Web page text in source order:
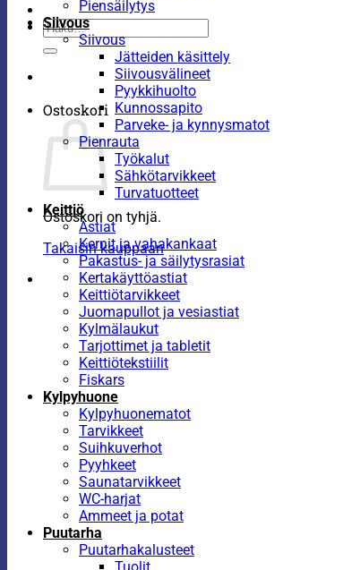
Etsi:
Ostoskori
Ostoskori on tyhjä.
Takaisin kauppaan
Piensäilytys
Siivous
Siivous
Jätteiden käsittely
Siivousvälineet
Pyykkihuolto
Kunnossapito
Parveke- ja kynnysmatot
Pienrauta
Työkalut
Sähkötarvikkeet
Turvatuotteet
Keittiö
Astiat
Kernit ja vahakankaat
Pakastus- ja säilytysrasiat
Kertakäyttöastiat
Keittiötarvikkeet
Juomapullot ja vesiastiat
Kylmälaukut
Tarjottimet ja tabletit
Keittiötekstiilit
Fiskars
Kylpyhuone
Kylpyhuonematot
Tarvikkeet
Suihkuverhot
Pyyhkeet
Saunatarvikkeet
WC-harjat
Ammeet ja potat
Puutarha
Puutarhakalusteet